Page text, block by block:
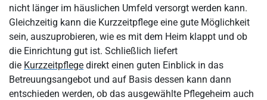
nicht länger im häuslichen Umfeld versorgt werden kann.
Gleichzeitig kann die Kurzzeitpflege eine gute Möglichkeit
sein, auszuprobieren, wie es mit dem Heim klappt und ob
die Einrichtung gut ist. Schließlich liefert
die Kurzzeitpflege direkt einen guten Einblick in das
Betreuungsangebot und auf Basis dessen kann dann
entschieden werden, ob das ausgewählte Pflegeheim auch